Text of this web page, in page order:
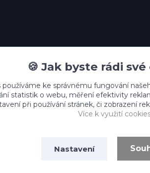
🍪 Jak byste rádi
ke správnému fungování
statistik o webu, měření efektivity
při používání stránek, či zobrazení
Více k využití
Nastavení